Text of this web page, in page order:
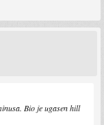
Bio je ugasen hill